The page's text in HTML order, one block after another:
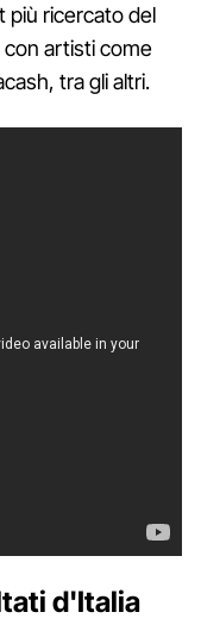
più ricercato del
con artisti come
tra gli altri.
d'Italia